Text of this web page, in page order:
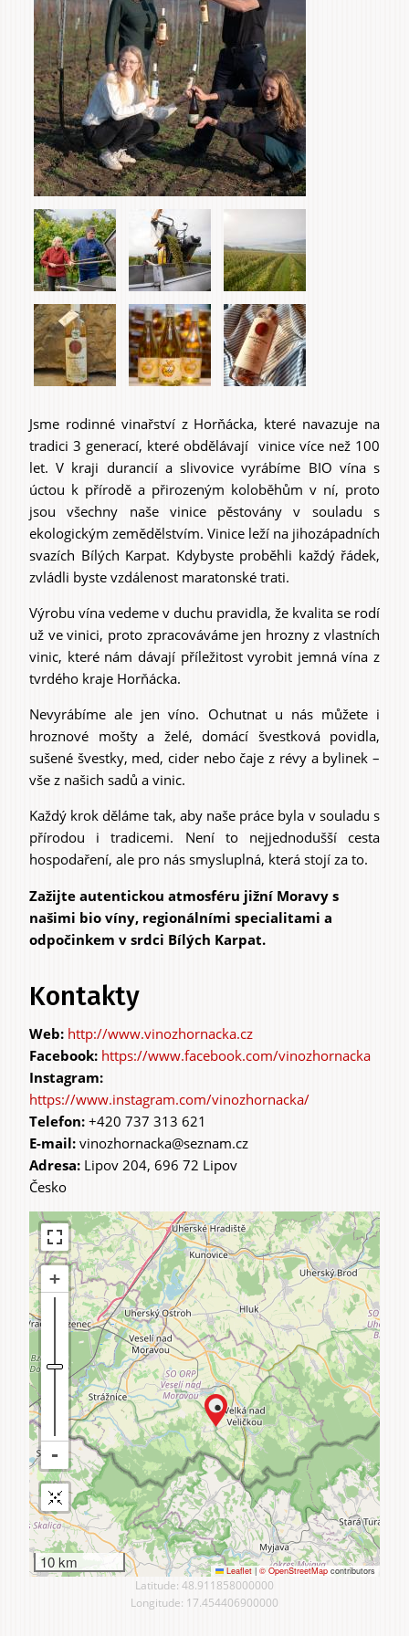
Jsme rodinné vinařství z Horňácka, které navazuje na
tradici 3 generací, které obdělávají vinice více než 100
let. V kraji durancií a slivovice vyrábíme BIO vína s
úctou k přírodě a přirozeným koloběhům v ní, proto
jsou všechny naše vinice pěstovány v souladu s
ekologickým zemědělstvím. Vinice leží na jihozápadních
svazích Bílých Karpat. Kdybyste proběhli každý řádek,
zvládli byste vzdálenost maratonské trati.
Výrobu vína vedeme v duchu pravidla, že kvalita se rodí
už ve vinici, proto zpracováváme jen hrozny z vlastních
vinic, které nám dávají příležitost vyrobit jemná vína z
tvrdého kraje Horňácka.
Nevyrábíme ale jen víno. Ochutnat u nás můžete i
hroznové mošty a želé, domácí švestková povidla,
sušené švestky, med, cider nebo čaje z révy a bylinek –
vše z našich sadů a vinic.
Každý krok děláme tak, aby naše práce byla v souladu s
přírodou i tradicemi. Není to nejjednodušší cesta
hospodaření, ale pro nás smysluplná, která stojí za to.
Zažijte autentickou atmosféru jižní Moravy s
našimi bio víny, regionálními specialitami a
odpočinkem v srdci Bílých Karpat.
Kontakty
http://www.vinozhornacka.cz
https://www.facebook.com/vinozhornacka
https://www.instagram.com/vinozhornacka/
Telefon: +420 737 313 621
E-mail: vinozhornacka@seznam.cz
Adresa: Lipov 204, 696 72 Lipov
Česko
10 km Leaflet | © OpenStreetMap contributors
Latitude: 48.911858000000
Longitude: 17.454406900000